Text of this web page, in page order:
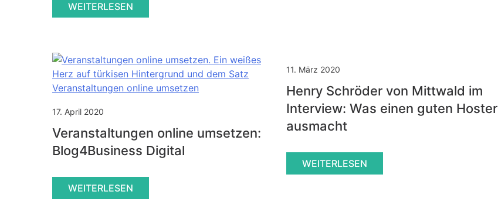
WEITERLESEN
17. April 2020
Veranstaltungen online umsetzen:
Blog4Business Digital
WEITERLESEN
11. März 2020
Henry Schröder von Mittwald im
Interview: Was einen guten Hoster
ausmacht
WEITERLESEN